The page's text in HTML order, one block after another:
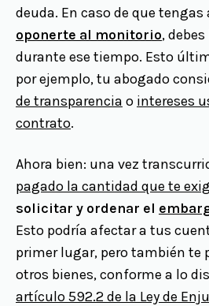
deuda. En caso de que
oponerte al monitorio,
durante ese tiempo. Esto
por ejemplo, tu abogado
de transparencia o intereses
contrato.
Ahora bien: una vez
pagado la cantidad que te
solicitar y ordenar el
Esto podría afectar a tus
primer lugar, pero también te
otros bienes, conforme a lo
artículo 592.2 de la Ley de